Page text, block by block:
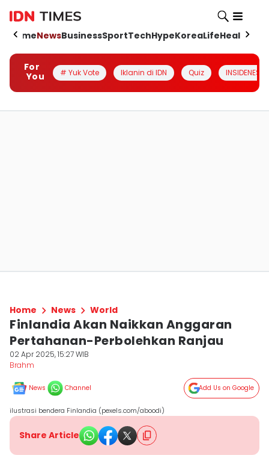
HomeNewsBusinessSportTechHypeKoreaLifeHealth
For
You
# Yuk Vote Iklanin di IDN Quiz INSIDENESIA
Home News World
Finlandia Akan Naikkan Anggaran
Pertahanan-Perbolehkan Ranjau
02 Apr 2025, 15:27 WIB
Brahm
News Channel Add Us on Google
ilustrasi bendera Finlandia (pexels.com/aboodi)
Share Article